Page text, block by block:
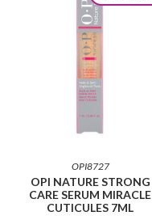
OPI8727
OPI NATURE STRONG
CARE SERUM MIRACLE
CUTICULES 7ML